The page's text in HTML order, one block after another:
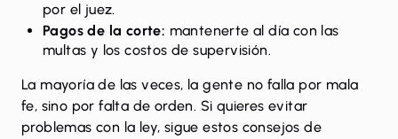
por el juez.
Pagos de la corte: mantenerte al día con las
multas y los costos de supervisión.
La mayoría de las veces, la gente no falla por mala
fe, sino por falta de orden. Si quieres evitar
problemas con la ley, sigue estos consejos de